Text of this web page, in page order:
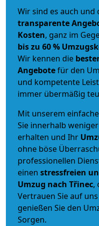
Wir sind es auch
transparente
Kosten, ganz im
bis zu 60 %
Wir kennen die
Angebotefür den
und kompetente
immer übermäßig
Mit unserem
Sie innerhalb
erhalten und Ihr
ohne böse
professionellen
einen stressfreien
Umzug nach Třinec,
Vertrauen Sie auf
genießen Sie den
Sorgen.